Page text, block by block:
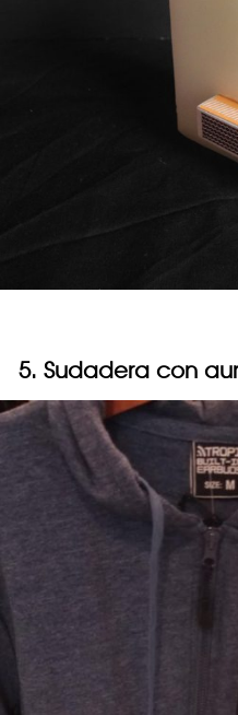
5. Sudadera con